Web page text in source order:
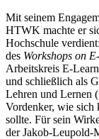
Mit seinem
HTWK machte er
Hochschule
des Workshops on
Arbeitskreis E-
und schließlich als
Lehren und Lernen
Vordenker, wie sich
sollte. Für sein
der Jakob-Leupold-